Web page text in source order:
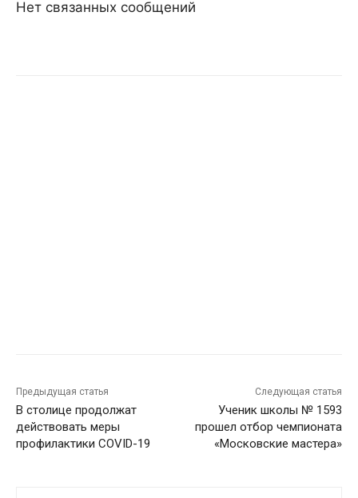
Нет связанных сообщений
Предыдущая статья
В столице продолжат
действовать меры
профилактики COVID-19
Следующая статья
Ученик школы № 1593
прошел отбор чемпионата
«Московские мастера»